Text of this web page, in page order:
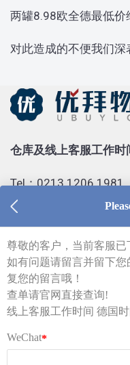
两罐8.98欧全德最低价
对此造成的不便我们深
仓库及线上客服工作
Tel：0213 1206 1981
查询）
客服部邮箱
财务部邮箱
发票请自行在网站用